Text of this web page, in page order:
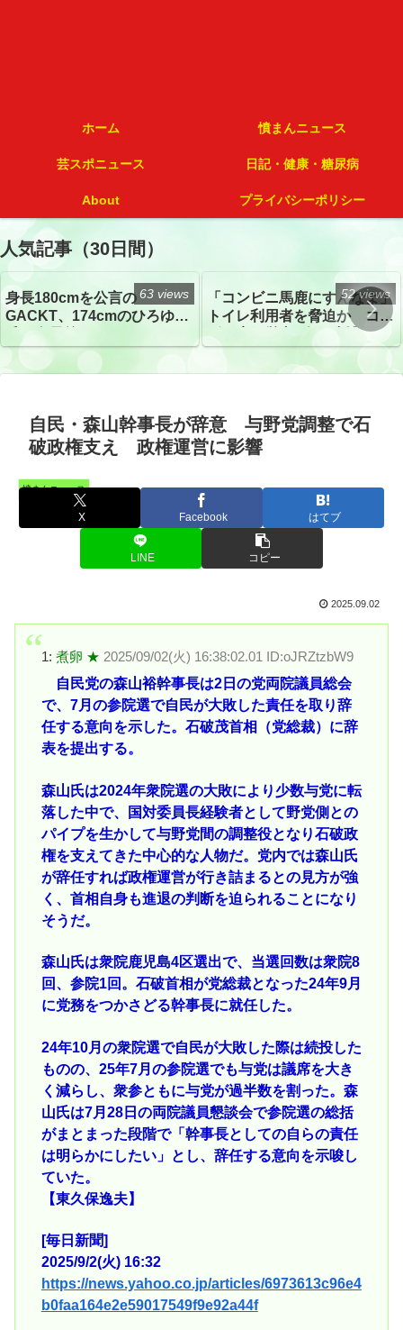
ホーム 憤まんニュース
芸スポニュース 日記・健康・糖尿病
About プライバシーポリシー
人気記事（30日間）
身長180cmを公言の
GACKT、174cmのひろゆき
トざわつき イベントでの写
真が話題
63 views
「コンビニ馬鹿にすんなよ」
トイレ利用者を脅迫か コン
52 views
自民・森山幹事長が辞意 与野党調整で石
破政権支え 政権運営に影響
憤まんニュース
X Facebook はてブ
LINE コピー
2025.09.02
1: 煮卵 ★ 2025/09/02(火) 16:38:02.01 ID:oJRZtzbW9
自民党の森山裕幹事長は2日の党両院議員総会
で、7月の参院選で自民が大敗した責任を取り辞
任する意向を示した。石破茂首相（党総裁）に辞
表を提出する。
森山氏は2024年衆院選の大敗により少数与党に転
落した中で、国対委員長経験者として野党側との
パイプを生かして与野党間の調整役となり石破政
権を支えてきた中心的な人物だ。党内では森山氏
が辞任すれば政権運営が行き詰まるとの見方が強
く、首相自身も進退の判断を迫られることになり
そうだ。
森山氏は衆院鹿児島4区選出で、当選回数は衆院8
回、参院1回。石破首相が党総裁となった24年9月
に党務をつかさどる幹事長に就任した。
24年10月の衆院選で自民が大敗した際は続投した
ものの、25年7月の参院選でも与党は議席を大き
く減らし、衆参ともに与党が過半数を割った。森
山氏は7月28日の両院議員懇談会で参院選の総括
がまとまった段階で「幹事長としての自らの責任
は明らかにしたい」とし、辞任する意向を示唆し
ていた。
【東久保逸夫】
[毎日新聞]
2025/9/2(火) 16:32
https://news.yahoo.co.jp/articles/6973613c96e4
b0faa164e2e59017549f9e92a44f